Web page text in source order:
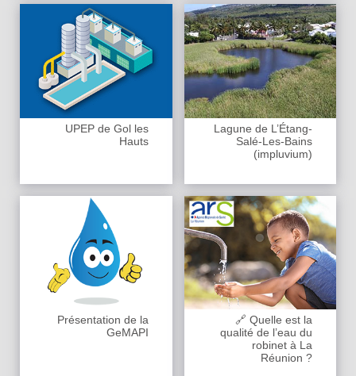
UPEP de Gol les
Hauts
Lagune de L’Étang-
Salé-Les-Bains
(impluvium)
Présentation de la
GeMAPI
🔗 Quelle est la
qualité de l’eau du
robinet à La
Réunion ?